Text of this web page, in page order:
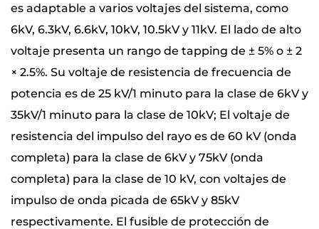
es adaptable a varios voltajes del sistema, como
6kV, 6.3kV, 6.6kV, 10kV, 10.5kV y 11kV. El lado de alto
voltaje presenta un rango de tapping de ± 5% o ± 2
× 2.5%. Su voltaje de resistencia de frecuencia de
potencia es de 25 kV/1 minuto para la clase de 6kV y
35kV/1 minuto para la clase de 10kV; El voltaje de
resistencia del impulso del rayo es de 60 kV (onda
completa) para la clase de 6kV y 75kV (onda
completa) para la clase de 10 kV, con voltajes de
impulso de onda picada de 65kV y 85kV
respectivamente. El fusible de protección de